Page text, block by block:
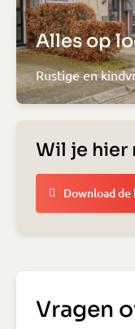
Alles op
Rustige en
Wil je hier
Download
Vragen